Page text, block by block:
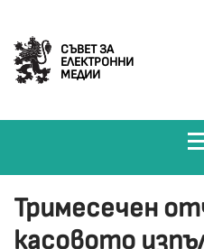
СЪВЕТ ЗА
ЕЛЕКТРОННИ
МЕДИИ
Тримесечен
касовото